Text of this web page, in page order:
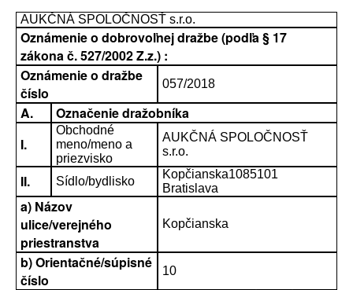
AUKČNÁ SPOLOČNOSŤ s.r.o.
Oznámenie o dobrovoľnej dražbe (podľa § 17
zákona č. 527/2002 Z.z.) :
Oznámenie o dražbe
číslo
057/2018
A.
Označenie dražobníka
I.
Obchodné
meno/meno a
priezvisko
AUKČNÁ SPOLOČNOSŤ
s.r.o.
II. Sídlo/bydlisko
Kopčianska1085101
Bratislava
a) Názov
ulice/verejného
priestranstva
Kopčianska
b) Orientačné/súpisné
číslo
10